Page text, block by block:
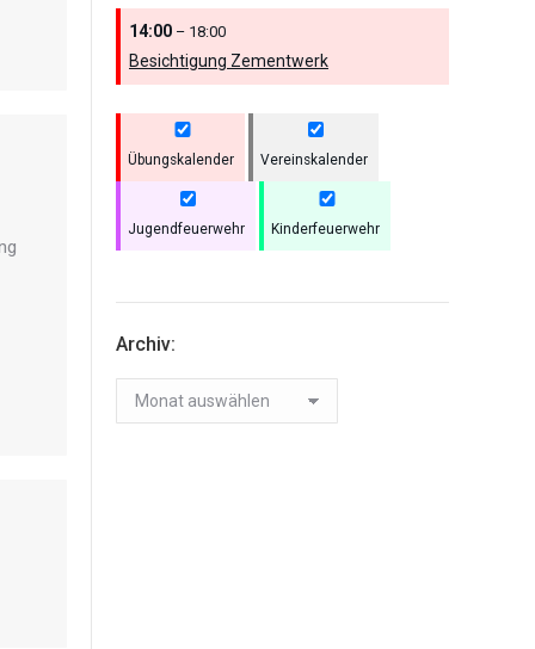
14:00 – 18:00
Besichtigung Zementwerk
Übungskalender Vereinskalender
Jugendfeuerwehr Kinderfeuerwehr
Archiv:
Archiv: